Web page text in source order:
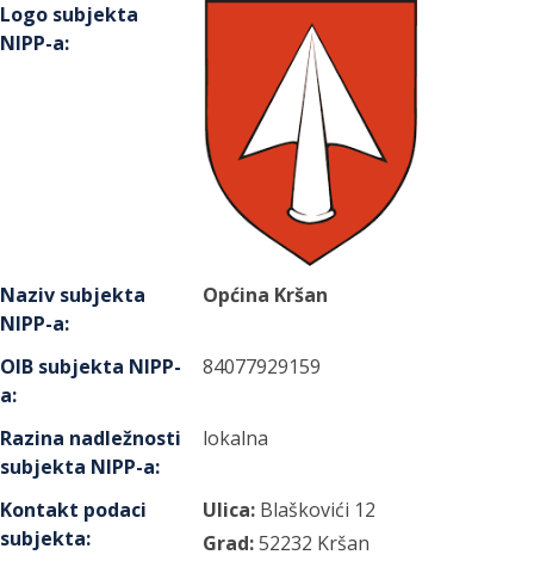
Logo subjekta
NIPP-a:
Naziv subjekta
NIPP-a:
Općina Kršan
OIB subjekta NIPP-
a:
84077929159
Razina nadležnosti
subjekta NIPP-a:
lokalna
Kontakt podaci
subjekta:
Ulica: Blaškovići 12
Grad:52232 Kršan